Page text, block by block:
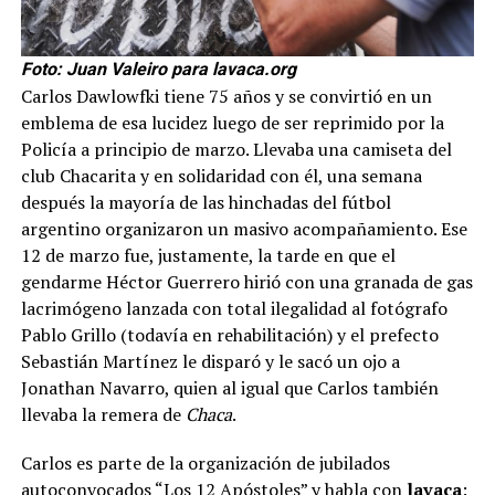
Foto: Juan Valeiro para lavaca.org
Carlos Dawlowfki tiene 75 años y se convirtió en un
emblema de esa lucidez luego de ser reprimido por la
Policía a principio de marzo. Llevaba una camiseta del
club Chacarita y en solidaridad con él, una semana
después la mayoría de las hinchadas del fútbol
argentino organizaron un masivo acompañamiento. Ese
12 de marzo fue, justamente, la tarde en que el
gendarme Héctor Guerrero hirió con una granada de gas
lacrimógeno lanzada con total ilegalidad al fotógrafo
Pablo Grillo (todavía en rehabilitación) y el prefecto
Sebastián Martínez le disparó y le sacó un ojo a
Jonathan Navarro, quien al igual que Carlos también
llevaba la remera de Chaca.
Carlos es parte de la organización de jubilados
autoconvocados “Los 12 Apóstoles” y habla con lavaca: